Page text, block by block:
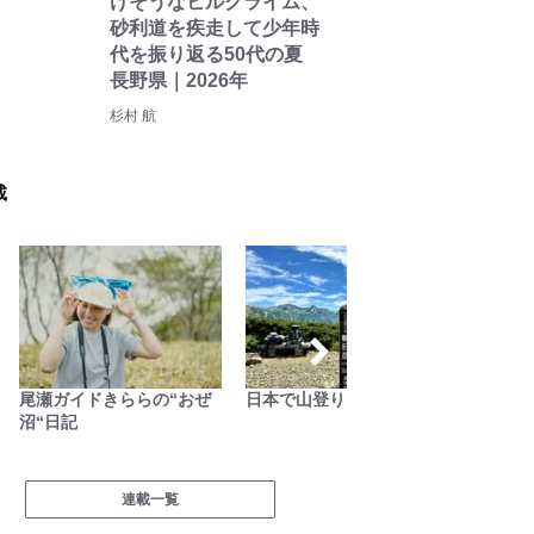
砂利道を疾走して少年時
代を振り返る50代の夏
長野県｜2026年
杉村 航
尾瀬ガイドきららの“おぜ
沼“日記
日本で山登りはじめました
連載一覧